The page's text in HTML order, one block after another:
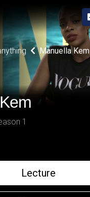
Manuella Kem
1
Lecture